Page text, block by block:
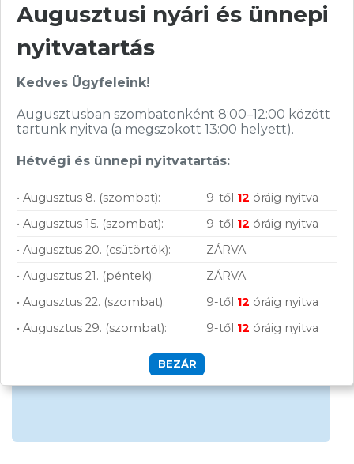
FELIRATKOZOM
Nagy raktárkészlet
Garanciavállalás
Hűségprogram
Szolgáltatásaink vállalkozásoknak
Augusztusi nyári és ünnepi
nyitvatartás
Kedves Ügyfeleink!
Augusztusban szombatonként 8:00–12:00 között
tartunk nyitva (a megszokott 13:00 helyett).
Hétvégi és ünnepi nyitvatartás:
• Augusztus 8. (szombat): 9-től 12 óráig nyitva
• Augusztus 15. (szombat):
9-től 12 óráig nyitva
• Augusztus 20. (csütörtök):
ZÁRVA
• Augusztus 21. (péntek):
ZÁRVA
• Augusztus 22. (szombat):
9-től 12 óráig nyitva
• Augusztus 29. (szombat):
9-től 12 óráig nyitva
BEZÁR